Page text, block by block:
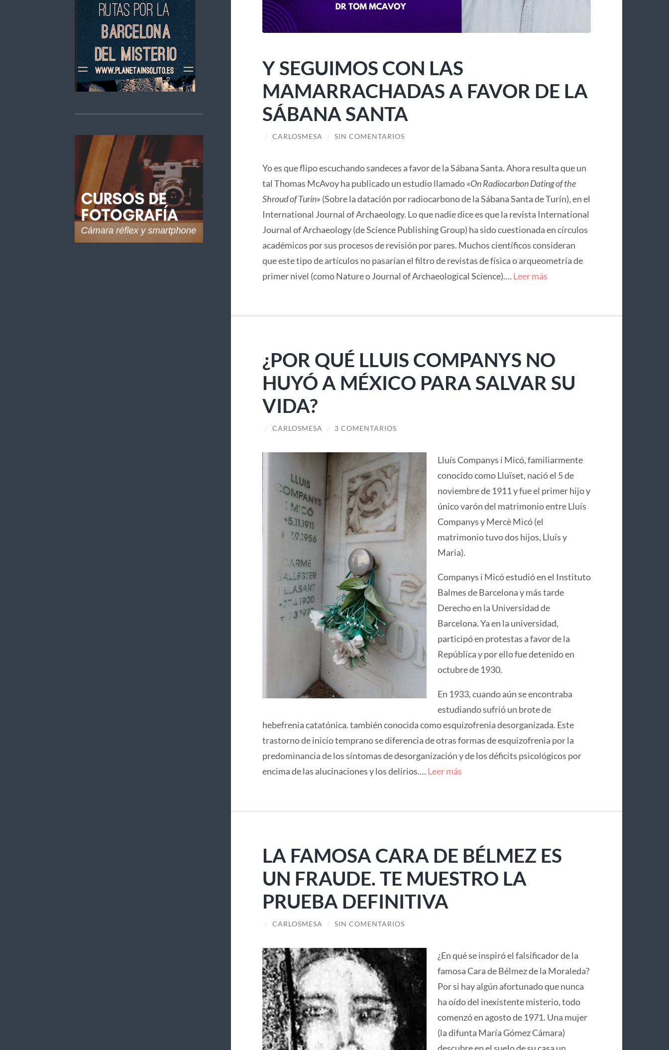
Y SEGUIMOS CON LAS
MAMARRACHADAS A FAVOR DE LA
SÁBANA SANTA
/ CARLOSMESA / SIN COMENTARIOS
Yo es que flipo escuchando sandeces a favor de la Sábana Santa. Ahora resulta que un
tal Thomas McAvoy ha publicado un estudio llamado «On Radiocarbon Dating of the
Shroud of Turin» (Sobre la datación por radiocarbono de la Sábana Santa de Turín), en el
International Journal of Archaeology. Lo que nadie dice es que la revista International
Journal of Archaeology (de Science Publishing Group) ha sido cuestionada en círculos
académicos por sus procesos de revisión por pares. Muchos científicos consideran
que este tipo de artículos no pasarían el filtro de revistas de física o arqueometría de
primer nivel (como Nature o Journal of Archaeological Science).…Leer más
¿POR QUÉ LLUIS COMPANYS NO
HUYÓ A MÉXICO PARA SALVAR SU
VIDA?
/ CARLOSMESA / 3 COMENTARIOS
Lluís Companys i Micó, familiarmente
conocido como Lluïset, nació el 5 de
noviembre de 1911 y fue el primer hijo y
único varón del matrimonio entre Lluís
Companys y Mercè Micó (el
matrimonio tuvo dos hijos, Lluís y
Maria).
Companys i Micó estudió en el Instituto
Balmes de Barcelona y más tarde
Derecho en la Universidad de
Barcelona. Ya en la universidad,
participó en protestas a favor de la
República y por ello fue detenido en
octubre de 1930.
En 1933, cuando aún se encontraba
estudiando sufrió un brote de
hebefrenia catatónica. también conocida como esquizofrenia desorganizada. Este
trastorno de inicio temprano se diferencia de otras formas de esquizofrenia por la
predominancia de los síntomas de desorganización y de los déficits psicológicos por
encima de las alucinaciones y los delirios.…Leer más
LA FAMOSA CARA DE BÉLMEZ ES
UN FRAUDE. TE MUESTRO LA
PRUEBA DEFINITIVA
/ CARLOSMESA / SIN COMENTARIOS
¿En qué se inspiró el falsificador de la
famosa Cara de Bélmez de la Moraleda?
Por si hay algún afortunado que nunca
ha oído del inexistente misterio, todo
comenzó en agosto de 1971. Una mujer
(la difunta María Gómez Cámara)